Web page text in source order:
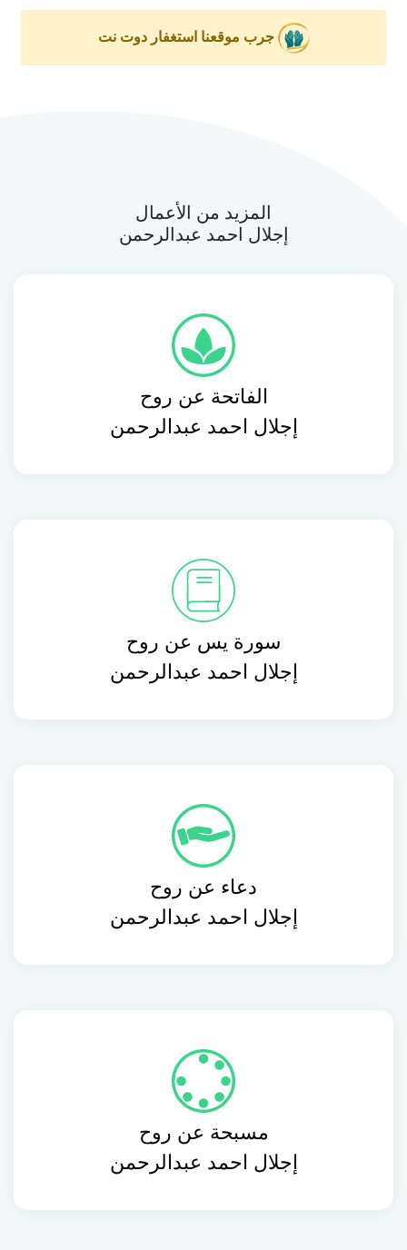
جرب موقعنا استغفار دوت نت
المزيد من الأعمال
إجلال احمد عبدالرحمن
الفاتحة عن روح
إجلال احمد عبدالرحمن
سورة يس عن روح
إجلال احمد عبدالرحمن
دعاء عن روح
إجلال احمد عبدالرحمن
مسبحة عن روح
إجلال احمد عبدالرحمن